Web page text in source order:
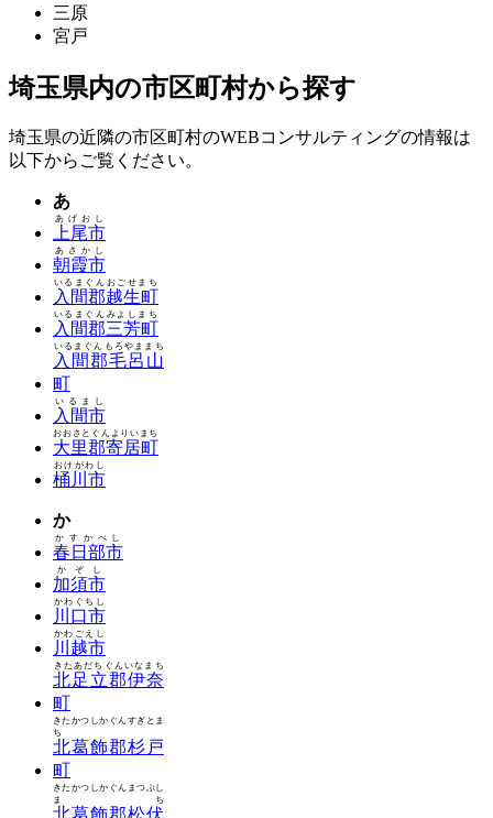
三原
宮戸
埼玉県内の市区町村から探す
埼玉県の近隣の市区町村のWEBコンサルティングの情報は
以下からご覧ください。
あ
上尾市
あげおし
朝霞市
あさかし
入間郡越生町
いるまぐんおごせまち
入間郡三芳町
いるまぐんみよしまち
入間郡毛呂山
町
いるまぐんもろやままち
入間市
いるまし
大里郡寄居町
おおさとぐんよりいまち
桶川市
おけがわし
か
春日部市
かすかべし
加須市
かぞし
川口市
かわぐちし
川越市
かわごえし
北足立郡伊奈
町
きたあだちぐんいなまち
北葛飾郡杉戸
町
きたかつしかぐんすぎとま
ち
きたかつしかぐんまつぶし
まち